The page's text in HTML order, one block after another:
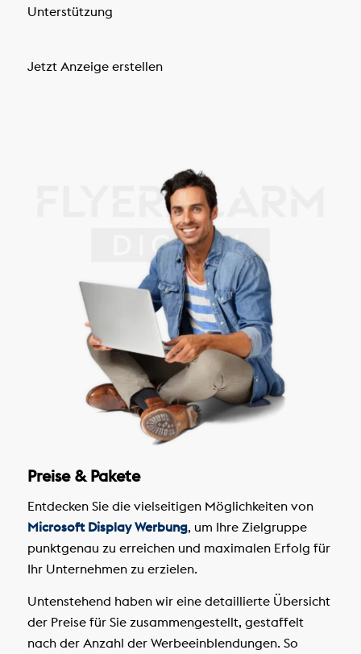
Unterstützung
Jetzt Anzeige erstellen
Preise & Pakete
Entdecken Sie die vielseitigen Möglichkeiten von
Microsoft Display Werbung, um Ihre Zielgruppe
punktgenau zu erreichen und maximalen Erfolg für
Ihr Unternehmen zu erzielen.
Untenstehend haben wir eine detaillierte Übersicht
der Preise für Sie zusammengestellt, gestaffelt
nach der Anzahl der Werbeeinblendungen. So